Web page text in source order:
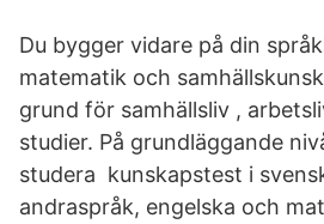
Du bygger vidare på din
matematik och
grund för samhällsliv ,
studier. På grundläggande
studera kunskapstest i
andraspråk, engelska och